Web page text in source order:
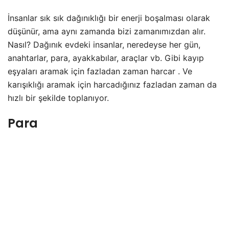
İnsanlar sık sık dağınıklığı bir enerji boşalması olarak
düşünür, ama aynı zamanda bizi zamanımızdan alır.
Nasıl? Dağınık evdeki insanlar, neredeyse her gün,
anahtarlar, para, ayakkabılar, araçlar vb. Gibi kayıp
eşyaları aramak için fazladan zaman harcar . Ve
karışıklığı aramak için harcadığınız fazladan zaman da
hızlı bir şekilde toplanıyor.
Para